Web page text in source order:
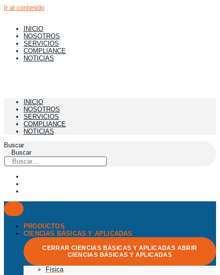
Ir al contenido
INICIO
NOSOTROS
SERVICIOS
COMPLIANCE
NOTICIAS
INICIO
NOSOTROS
SERVICIOS
COMPLIANCE
NOTICIAS
Buscar
Buscar
PRODUCTOS
CIENCIAS BÁSICAS Y APLICADAS
CERRAR CIENCIAS BÁSICAS Y APLICADAS ABRIR
CIENCIAS BÁSICAS Y APLICADAS
Física